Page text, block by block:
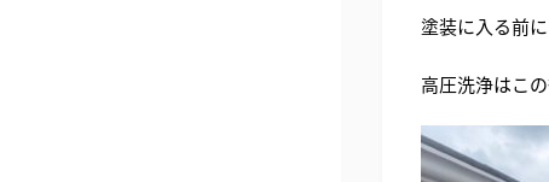
塗装に入る前
高圧洗浄はこ